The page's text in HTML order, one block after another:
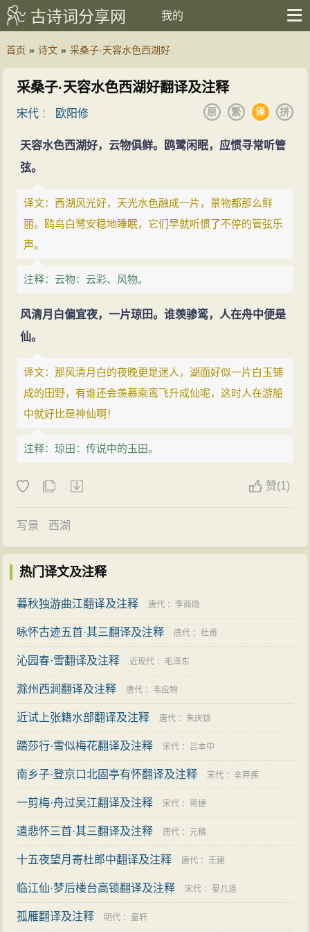
古诗词分享网 我的
首页 » 诗文 » 采桑子·天容水色西湖好
采桑子·天容水色西湖好翻译及注释
宋代 ： 欧阳修 拼
译
繁
原
天容水色西湖好，云物俱鲜。鸥鹭闲眠，应惯寻常听管
弦。
译文：西湖风光好，天光水色融成一片，景物都那么鲜
丽。鸥鸟白鹭安稳地睡眠，它们早就听惯了不停的管弦乐
声。
注释：云物：云彩、风物。
风清月白偏宜夜，一片琼田。谁羡骖鸾，人在舟中便是
仙。
译文：那风清月白的夜晚更是迷人，湖面好似一片白玉铺
成的田野，有谁还会羡慕乘鸾飞升成仙呢，这时人在游船
中就好比是神仙啊！
注释：琼田：传说中的玉田。
赞(1)
写景 西湖
热门译文及注释
暮秋独游曲江翻译及注释 唐代 ：李商隐
咏怀古迹五首·其三翻译及注释 唐代 ：杜甫
沁园春·雪翻译及注释 近现代 ： 毛泽东
滁州西涧翻译及注释 唐代 ： 韦应物
近试上张籍水部翻译及注释 唐代 ：朱庆馀
踏莎行·雪似梅花翻译及注释 宋代 ： 吕本中
南乡子·登京口北固亭有怀翻译及注释 宋代 ：辛弃疾
一剪梅·舟过吴江翻译及注释 宋代 ：蒋捷
遣悲怀三首·其三翻译及注释 唐代 ： 元稹
十五夜望月寄杜郎中翻译及注释 唐代 ：王建
临江仙·梦后楼台高锁翻译及注释 宋代 ： 晏几道
孤雁翻译及注释 明代 ：童轩